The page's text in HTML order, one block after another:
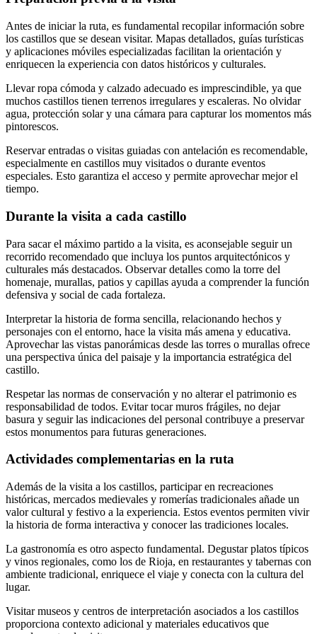
Antes de iniciar la ruta, es fundamental recopilar información sobre
los castillos que se desean visitar. Mapas detallados, guías turísticas
y aplicaciones móviles especializadas facilitan la orientación y
enriquecen la experiencia con datos históricos y culturales.
Llevar ropa cómoda y calzado adecuado es imprescindible, ya que
muchos castillos tienen terrenos irregulares y escaleras. No olvidar
agua, protección solar y una cámara para capturar los momentos más
pintorescos.
Reservar entradas o visitas guiadas con antelación es recomendable,
especialmente en castillos muy visitados o durante eventos
especiales. Esto garantiza el acceso y permite aprovechar mejor el
tiempo.
Durante la visita a cada castillo
Para sacar el máximo partido a la visita, es aconsejable seguir un
recorrido recomendado que incluya los puntos arquitectónicos y
culturales más destacados. Observar detalles como la torre del
homenaje, murallas, patios y capillas ayuda a comprender la función
defensiva y social de cada fortaleza.
Interpretar la historia de forma sencilla, relacionando hechos y
personajes con el entorno, hace la visita más amena y educativa.
Aprovechar las vistas panorámicas desde las torres o murallas ofrece
una perspectiva única del paisaje y la importancia estratégica del
castillo.
Respetar las normas de conservación y no alterar el patrimonio es
responsabilidad de todos. Evitar tocar muros frágiles, no dejar
basura y seguir las indicaciones del personal contribuye a preservar
estos monumentos para futuras generaciones.
Actividades complementarias en la ruta
Además de la visita a los castillos, participar en recreaciones
históricas, mercados medievales y romerías tradicionales añade un
valor cultural y festivo a la experiencia. Estos eventos permiten vivir
la historia de forma interactiva y conocer las tradiciones locales.
La gastronomía es otro aspecto fundamental. Degustar platos típicos
y vinos regionales, como los de Rioja, en restaurantes y tabernas con
ambiente tradicional, enriquece el viaje y conecta con la cultura del
lugar.
Visitar museos y centros de interpretación asociados a los castillos
proporciona contexto adicional y materiales educativos que